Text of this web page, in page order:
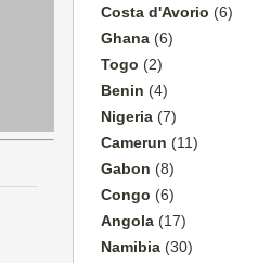
Costa d'Avorio (6)
Ghana(6)
Togo (2)
Benin (4)
Nigeria(7)
Camerun (11)
Gabon (8)
Congo (6)
Angola(17)
Namibia(30)